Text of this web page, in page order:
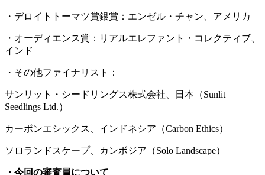
・デロイトトーマツ賞銀賞：エンゼル・チャン、アメリカ
・オーディエンス賞：リアルエレファント・コレクティブ、
インド
・その他ファイナリスト：
サンリット・シードリングス株式会社、日本（Sunlit
Seedlings Ltd.）
カーボンエシックス、インドネシア（Carbon Ethics）
ソロランドスケープ、カンボジア（Solo Landscape）
・今回の審査員について